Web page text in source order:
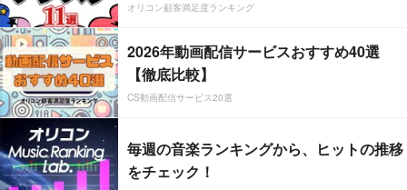
オリコン顧客満足度ランキング
2026年動画配信サービスおすすめ40選
【徹底比較】
CS動画配信サービス20選
毎週の音楽ランキングから、ヒットの推移
をチェック！